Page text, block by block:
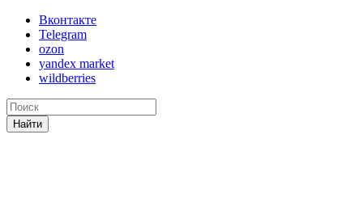
Вконтакте
Telegram
ozon
yandex market
wildberries
Найти